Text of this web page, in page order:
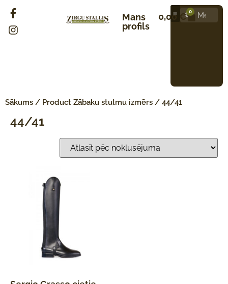
Mans
profils
0,00 € 0
Sākums / Product Zābaku stulmu izmērs / 44/41
44/41